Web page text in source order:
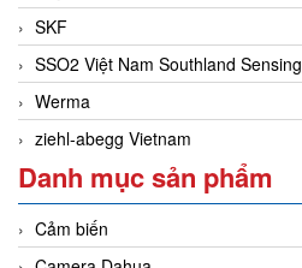
SKF
SSO2 Việt Nam Southland Sensing
Werma
ziehl-abegg Vietnam
Danh mục sản phẩm
Cảm biến